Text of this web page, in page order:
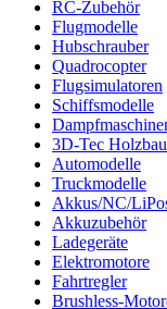
RC-Zubehör
Flugmodelle
Hubschrauber
Quadrocopter
Flugsimulatoren
Schiffsmodelle
3D-Tec
Automodelle
Truckmodelle
Akkus/NC/
Akkuzubehör
Ladegeräte
Elektromotore
Fahrtregler
Brushless-